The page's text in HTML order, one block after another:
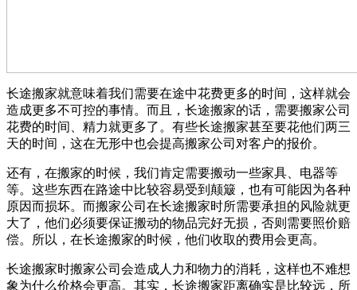
长途搬家就意味着我们需要在途中花费更多的时间，这样就会
造成更多不可控的事情。而且，长途搬家的话，需要搬家公司
花费的时间、精力就更多了。有些长途搬家甚至要花他们两三
天的时间，这在无形中也会提高搬家公司对客户的报价。
还有，在搬家的时候，我们肯定需要搬动一些家具、电器等
等。这些东西在路途中比较容易受到颠簸，也有可能因为各种
原因而损坏。而搬家公司在长途搬家时所需要承担的风险就更
大了，他们必须要保证搬动的物品完好无损，否则需要照价赔
偿。所以，在长途搬家的时候，他们收取的费用会更高。
长途搬家时搬家公司会造成人力和物力的消耗，这样也不难想
象为什么价格会更高。其实，长途搬家距离确实是比较远，所